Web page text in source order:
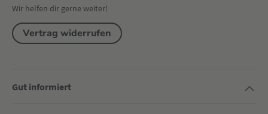
Wir helfen dir gerne weiter!
Vertrag widerrufen
Gut informiert